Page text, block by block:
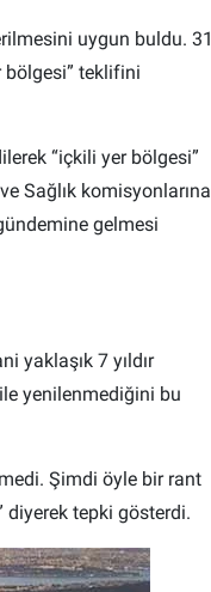
uygun buldu. 31
bölgesi” teklifini
“içkili yer bölgesi”
Sağlık komisyonlarına
gelmesi
yaklaşık 7 yıldır
yenilenmediğini bu
Şimdi öyle bir rant
diyerek tepki gösterdi.